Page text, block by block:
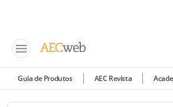
Guia de Produtos AEC Revista